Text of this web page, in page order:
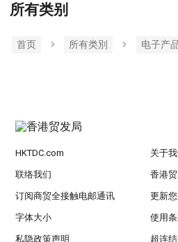
所有类别
首页 所有类別 电子产
HKTDC.com 关于
联络我们 香港
订阅商贸全接触电邮通讯 更新
字体大小 使用
私隐政策声明 超连